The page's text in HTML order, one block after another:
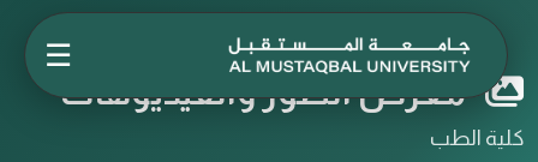
☰
معرض الصور والفيديوهات
كلية الطب